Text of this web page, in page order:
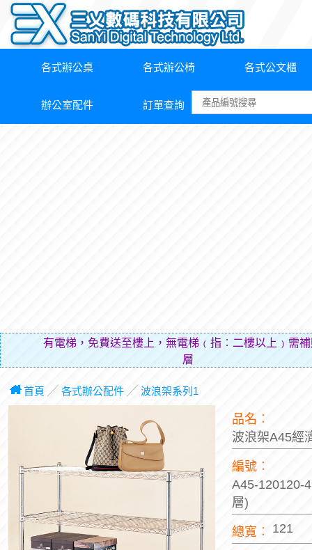
各式辦公桌 各式辦公椅 各式公文櫃
辦公室配件 訂單查詢
有電梯，免費送至樓上，無電梯﹙指︰二樓以上﹚需
層費用（
首頁 ╱ 各式辦公配件╱ 波浪架系列1
品名︰
波浪架A45經
編號︰
A45-120120-
層)
總寬︰ 121